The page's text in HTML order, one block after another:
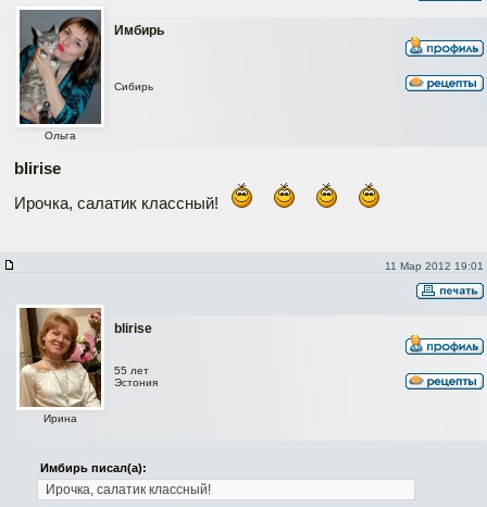
Имбирь
Ольга
Сибирь
blirise
Ирочка, салатик классный!
11 Мар 2012 19:01
blirise
Ирина
55 лет
Эстония
Имбирь писал(а):
Ирочка, салатик классный!